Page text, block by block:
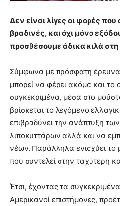
Δεν είναι λίγες οι φορές
βραδινές, και όχι μόνο
προσθέσουμε άδικα κιλά στη
Σύμφωνα με πρόσφατη
μπορεί να φέρει ακόμα και το
συγκεκριμένα, μέσα στο
βρίσκεται το λεγόμενο
επιβραδύνει την ανάπτυξη
λιποκυττάρων αλλά και να
νέων. Παράλληλα ενισχύει το
που συντελεί στην ταχύτερη
Έτσι, έχοντας τα
Αμερικανοί επιστήμονες,